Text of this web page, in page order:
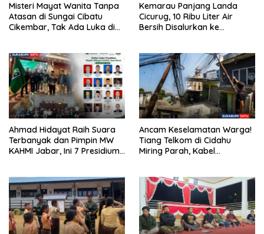
Misteri Mayat Wanita Tanpa
Atasan di Sungai Cibatu
Cikembar, Tak Ada Luka di
Kemarau Panjang Landa
Cicurug, 10 Ribu Liter Air
Bersih Disalurkan ke
Ahmad Hidayat Raih Suara
Terbanyak dan Pimpin MW
KAHMI Jabar, Ini 7 Presidium
Ancam Keselamatan Warga!
Tiang Telkom di Cidahu
Miring Parah, Kabel